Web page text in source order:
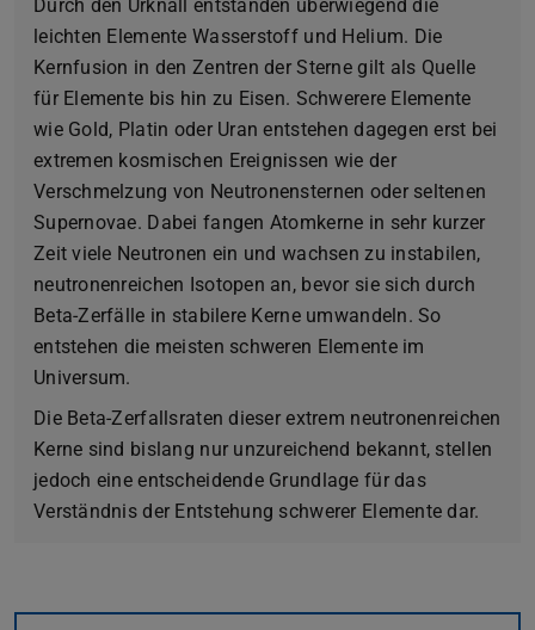
Durch den Urknall entstanden überwiegend die
leichten Elemente Wasserstoff und Helium. Die
Kernfusion in den Zentren der Sterne gilt als Quelle
für Elemente bis hin zu Eisen. Schwerere Elemente
wie Gold, Platin oder Uran entstehen dagegen erst bei
extremen kosmischen Ereignissen wie der
Verschmelzung von Neutronensternen oder seltenen
Supernovae. Dabei fangen Atomkerne in sehr kurzer
Zeit viele Neutronen ein und wachsen zu instabilen,
neutronenreichen Isotopen an, bevor sie sich durch
Beta-Zerfälle in stabilere Kerne umwandeln. So
entstehen die meisten schweren Elemente im
Universum.
Die Beta-Zerfallsraten dieser extrem neutronenreichen
Kerne sind bislang nur unzureichend bekannt, stellen
jedoch eine entscheidende Grundlage für das
Verständnis der Entstehung schwerer Elemente dar.